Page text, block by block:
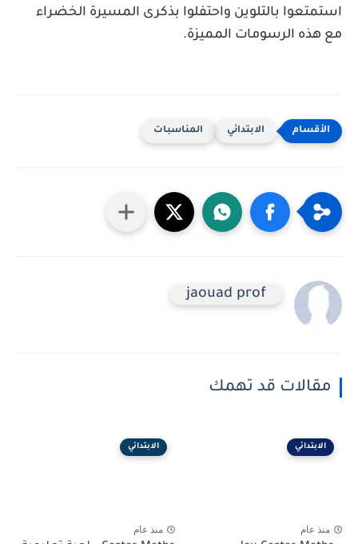
استمتعوا بالتلوين واحتفلوا بذكرى المسيرة الخضراء
مع هذه الرسومات المميزة.
الابتدائي المناسبات
jaouad prof
مقالات قد تهمك
الابتدائي
منذ عام
الابتدائي
منذ عام